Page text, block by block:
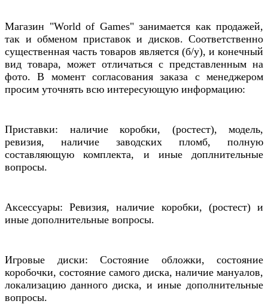
Магазин "World of Games" занимается как продажей,
так и обменом приставок и дисков. Соответственно
существенная часть товаров является (б/у), и конечный
вид товара, может отличаться с представленным на
фото. В момент согласования заказа с менеджером
просим уточнять всю интересующую информацию:
Приставки: наличие коробки, (ростест), модель,
ревизия, наличие заводских пломб, полную
составляющую комплекта, и иные доплнительные
вопросы.
Аксессуары: Ревизия, наличие коробки, (ростест) и
иные дополнительные вопросы.
Игровые диски: Состояние обложки, состояние
коробочки, состояние самого диска, наличие мануалов,
локализацию данного диска, и иные дополнительные
вопросы.